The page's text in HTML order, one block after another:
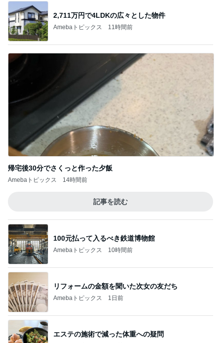
2,711万円で4LDKの広々とした物件
Amebaトピックス 11時間前
帰宅後30分でさくっと作った夕飯
Amebaトピックス 14時間前
記事を読む
100元払って入るべき鉄道博物館
Amebaトピックス 10時間前
リフォームの金額を聞いた次女の友だち
Amebaトピックス 1日前
エステの施術で減った体重への疑問